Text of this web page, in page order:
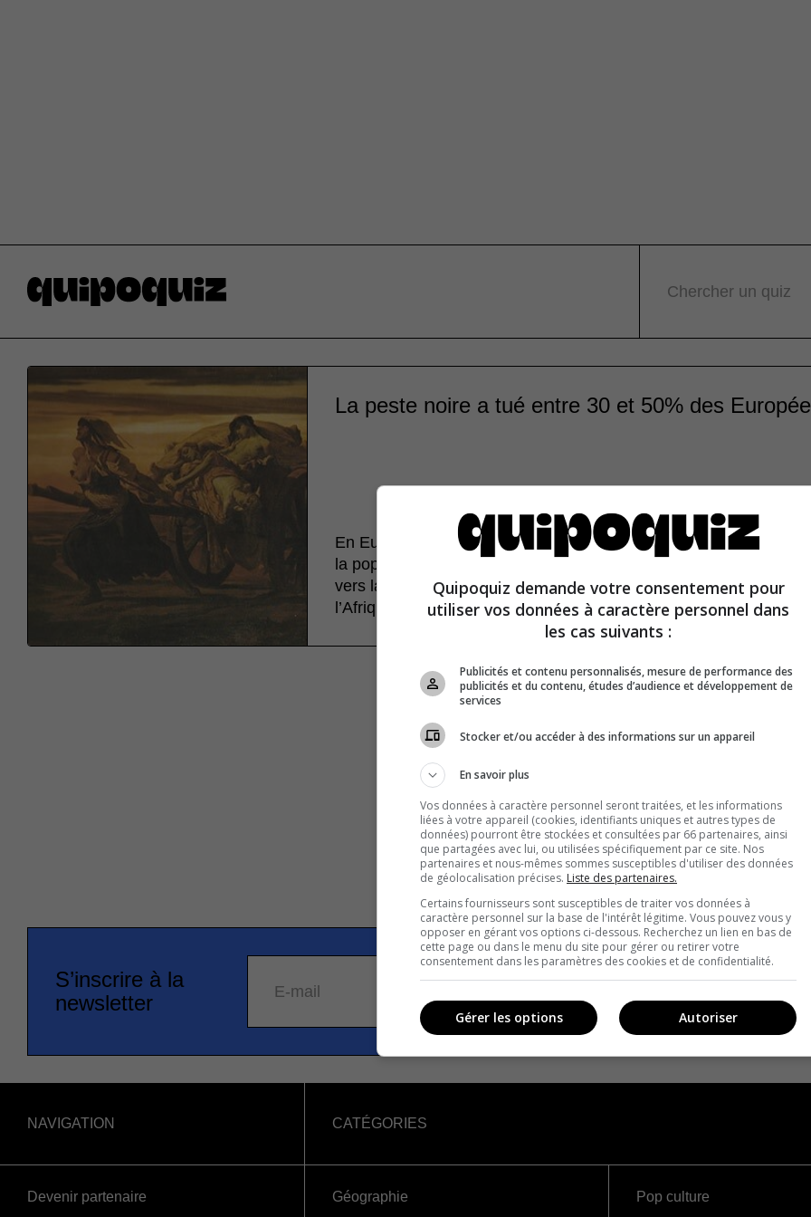
Chercher un quiz
La peste noire a tué entre 30 et 50% des
En Europe, de 1347 à 1352, la peste noire a tué entre 30 et 50 %
la population. Elle se serait d’abord déclarée en Chine pour
vers la mer Noire avec les armées mongoles et atteindre le
l’Afrique du Nord et l’Europe.
S’inscrire à la
newsletter
E-mail
NAVIGATION
Devenir partenaire
CATÉGORIES
Géographie
Pop culture
Quipoquiz demande votre consentement pour
utiliser vos données à caractère personnel dans
les cas suivants :
Publicités et contenu personnalisés, mesure de performance des
publicités et du contenu, études d’audience et développement de
services
Stocker et/ou accéder à des informations sur un appareil
En savoir plus
Vos données à caractère personnel seront traitées, et les informations
liées à votre appareil (cookies, identifiants uniques et autres types de
données) pourront être stockées et consultées par 66 partenaires, ainsi
que partagées avec lui, ou utilisées spécifiquement par ce site. Nos
partenaires et nous-mêmes sommes susceptibles d'utiliser des données
de géolocalisation précises. Liste des partenaires.
Certains fournisseurs sont susceptibles de traiter vos données à
caractère personnel sur la base de l'intérêt légitime. Vous pouvez vous y
opposer en gérant vos options ci-dessous. Recherchez un lien en bas de
cette page ou dans le menu du site pour gérer ou retirer votre
consentement dans les paramètres des cookies et de confidentialité.
Autoriser
Gérer les options